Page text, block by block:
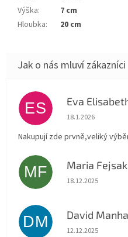
Výška:
7 cm
Hloubka: 20 cm
ES Eva
Hodnocení
18.1.2026
Nakupují zde prvně,veliký
MF Maria
Hodnocení
18.12.2025
DM David
Hodnocení
12.12.2025